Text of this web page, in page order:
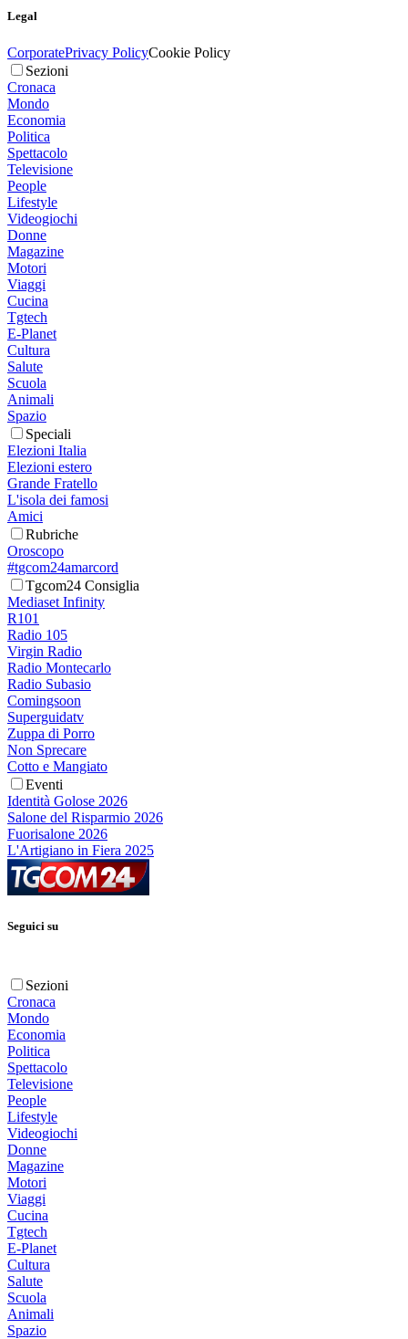
Legal
CorporatePrivacy PolicyCookie Policy
Sezioni
Cronaca
Mondo
Economia
Politica
Spettacolo
Televisione
People
Lifestyle
Videogiochi
Donne
Magazine
Motori
Viaggi
Cucina
Tgtech
E-Planet
Cultura
Salute
Scuola
Animali
Spazio
Speciali
Elezioni Italia
Elezioni estero
Grande Fratello
L'isola dei famosi
Amici
Rubriche
Oroscopo
#tgcom24amarcord
Tgcom24 Consiglia
Mediaset Infinity
R101
Radio 105
Virgin Radio
Radio Montecarlo
Radio Subasio
Comingsoon
Superguidatv
Zuppa di Porro
Non Sprecare
Cotto e Mangiato
Eventi
Identità Golose 2026
Salone del Risparmio 2026
Fuorisalone 2026
L'Artigiano in Fiera 2025
Seguici su
Sezioni
Cronaca
Mondo
Economia
Politica
Spettacolo
Televisione
People
Lifestyle
Videogiochi
Donne
Magazine
Motori
Viaggi
Cucina
Tgtech
E-Planet
Cultura
Salute
Scuola
Animali
Spazio